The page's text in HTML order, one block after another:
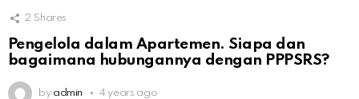
2 Shares
Pengelola dalam Apartemen. Siapa dan
bagaimana hubungannya dengan PPPSRS?
by admin 4 years ago